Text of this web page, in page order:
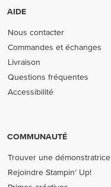
AIDE
Nous contacter
Commandes et échanges
Livraison
Questions fréquentes
Accessibilité
COMMUNAUTÉ
Trouver une démonstratrice
Rejoindre Stampin’ Up!